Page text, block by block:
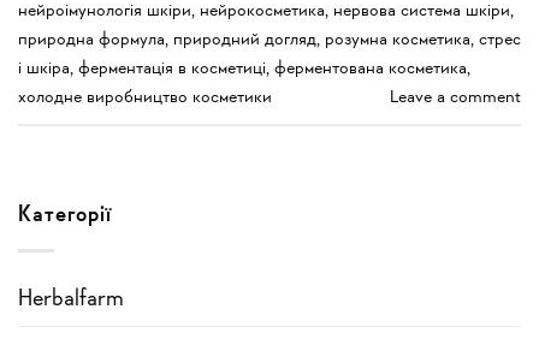
нейроімунологія шкіри, нейрокосметика, нервова система шкіри,
природна формула, природний догляд, розумна косметика, стрес
і шкіра, ферментація в косметиці, ферментована косметика,
холодне виробництво косметики
Leave a comment
Категорії
Herbalfarm